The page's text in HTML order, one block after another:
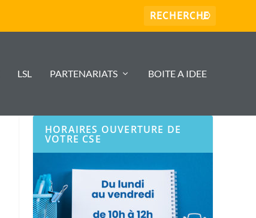
LSL PARTENARIATS BOITE A IDEE
HORAIRES OUVERTURE DE
VOTRE CSE